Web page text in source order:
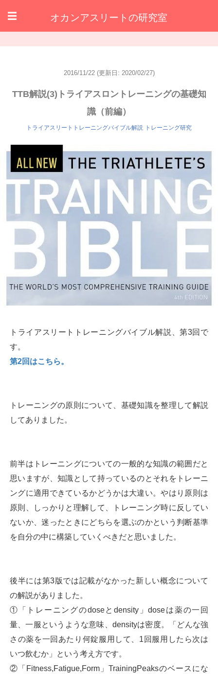
☰ オカンアスリートの研究室
2016/11/22 (更新日: 2020/02/27)
TTB解説(3)トライアスロントレーニングの基礎知
識（前編）
トライアスリートトレーニングバイブル解説 トレーニング研究
トライアスリートトレーニングバイブル解説、第3回で
す。
第2回はこちら。
トレーニングの原則について、基礎知識を整理して解説
してありました。
前半はトレーニングについての一般的な知識の範囲だと
思いますが、知識として持っているのとそれをトレーニ
ングに適用できているかどうかは大違い。やはり原則は
原則、しっかりと理解して、トレーニング時に反してい
ないか、迷ったときにどちらを選ぶのかという判断基準
を自分の中に構築していくべきだと思いました。
後半には第3版では記載がなかった新しい概念について
の解説がありました。
①「トレーニングのdoseとdensity」doseは薬の一回
量、一服というような意味、densityは密度。「どんな強
さの薬を一回あたり何錠服用して、1回服用したら次は
いつ飲むか」という考え方です。
②「Fitness,Fatigue,Form」TrainingPeaksのベースにな